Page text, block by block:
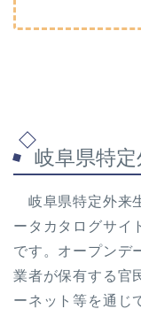
岐阜県特
岐阜県特定外来
ータカタログサイ
です。オープンデ
業者が保有する官
ーネット等を通じ